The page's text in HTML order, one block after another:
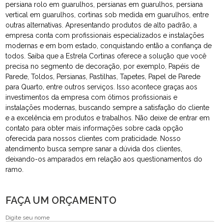
persiana rolo em guarulhos, persianas em guarulhos, persiana
vertical em guarulhos, cortinas sob medida em guarulhos, entre
outras alternativas. Apresentando produtos de alto padrão, a
empresa conta com profissionais especializados e instalações
modernas e em bom estado, conquistando então a confiança de
todos. Saiba que a Estrela Cortinas oferece a solução que você
precisa no segmento de decoração, por exemplo, Papéis de
Parede, Toldos, Persianas, Pastilhas, Tapetes, Papel de Parede
para Quarto, entre outros serviços. Isso acontece graças aos
investimentos da empresa com ótimos profissionais e
instalações modernas, buscando sempre a satisfação do cliente
e a excelência em produtos e trabalhos. Não deixe de entrar em
contato para obter mais informações sobre cada opção
oferecida para nossos clientes com praticidade. Nosso
atendimento busca sempre sanar a dúvida dos clientes,
deixando-os amparados em relação aos questionamentos do
ramo.
FAÇA UM ORÇAMENTO
Digite seu nome